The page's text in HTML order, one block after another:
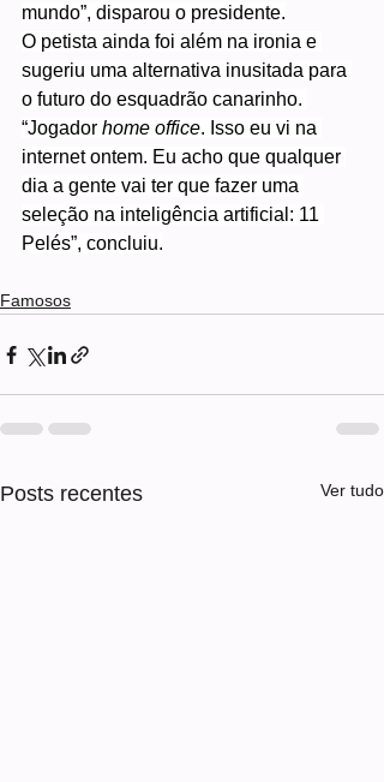
mundo”, disparou o presidente.
O petista ainda foi além na ironia e
sugeriu uma alternativa inusitada para
o futuro do esquadrão canarinho.
“Jogador home office. Isso eu vi na
internet ontem. Eu acho que qualquer
dia a gente vai ter que fazer uma
seleção na inteligência artificial: 11
Pelés”, concluiu.
Famosos
Posts recentes Ver tudo